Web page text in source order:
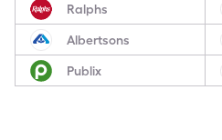
Ralphs
Albertsons
Publix